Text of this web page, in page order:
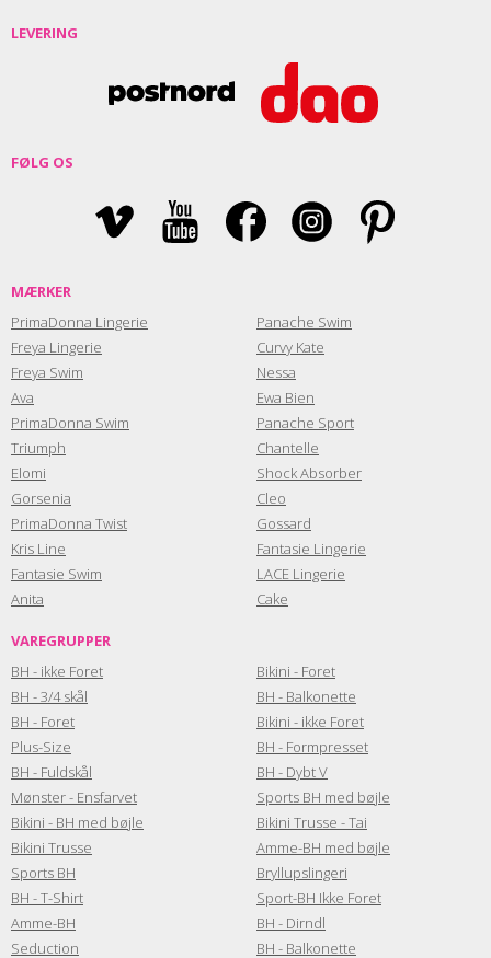
LEVERING
FØLG OS
MÆRKER
PrimaDonna Lingerie
Freya Lingerie
Freya Swim
Ava
PrimaDonna Swim
Triumph
Elomi
Gorsenia
PrimaDonna Twist
Kris Line
Fantasie Swim
Anita
Panache Swim
Curvy Kate
Nessa
Ewa Bien
Panache Sport
Chantelle
Shock Absorber
Cleo
Gossard
Fantasie Lingerie
LACE Lingerie
Cake
VAREGRUPPER
BH - ikke Foret
BH - 3/4 skål
BH - Foret
Plus-Size
BH - Fuldskål
Mønster - Ensfarvet
Bikini - BH med bøjle
Bikini Trusse
Sports BH
BH - T-Shirt
Amme-BH
Seduction
Bikini - Foret
BH - Balkonette
Bikini - ikke Foret
BH - Formpresset
BH - Dybt V
Sports BH med bøjle
Bikini Trusse - Tai
Amme-BH med bøjle
Bryllupslingeri
Sport-BH Ikke Foret
BH - Dirndl
BH - Balkonette